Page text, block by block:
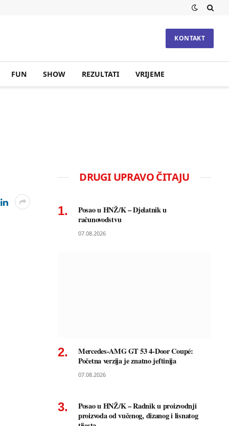
KONTAKT
FUN SHOW REZULTATI VRIJEME
DRUGI UPRAVO ČITAJU
Posao u HNŽ/K – Djelatnik u
računovodstvu
07.08.2026
Mercedes-AMG GT 53 4-Door Coupé:
Početna verzija je znatno jeftinija
07.08.2026
Posao u HNŽ/K – Radnik u proizvodnji
proizvoda od vučenog, dizanog i lisnatog